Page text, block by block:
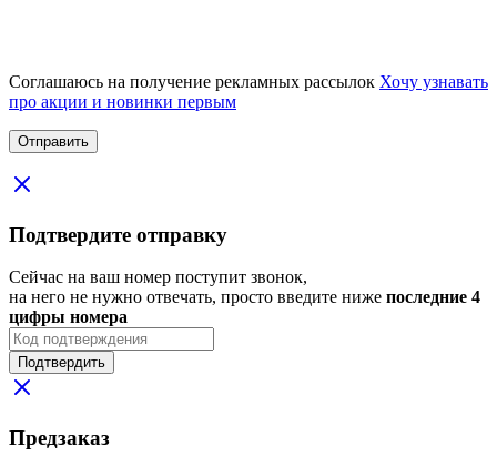
Соглашаюсь на получение рекламных рассылок Хочу узнавать
про акции и новинки первым
Подтвердите отправку
Сейчас на ваш номер поступит звонок,
на него не нужно отвечать, просто введите ниже последние 4
цифры номера
Подтвердить
Предзаказ